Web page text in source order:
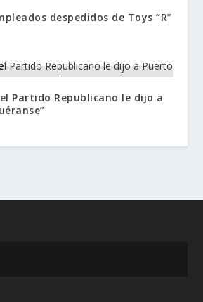
despedidos de Toys “R”
Partido Republicano le dijo a